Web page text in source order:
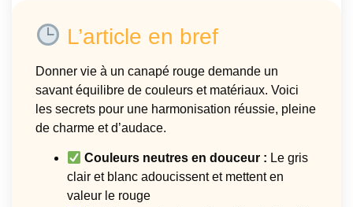
L’article en bref
Donner vie à un canapé rouge demande un
savant équilibre de couleurs et matériaux. Voici
les secrets pour une harmonisation réussie, pleine
de charme et d’audace.
Couleurs neutres en douceur : Le gris
clair et blanc adoucissent et mettent en
valeur le rouge